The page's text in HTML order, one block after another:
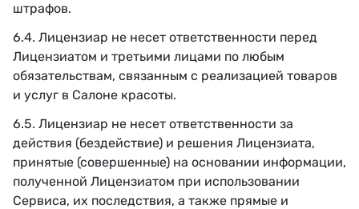
штрафов.
6.4. Лицензиар не несет ответственности перед
Лицензиатом и третьими лицами по любым
обязательствам, связанным с реализацией товаров
и услуг в Салоне красоты.
6.5. Лицензиар не несет ответственности за
действия (бездействие) и решения Лицензиата,
принятые (совершенные) на основании информации,
полученной Лицензиатом при использовании
Сервиса, их последствия, а также прямые и